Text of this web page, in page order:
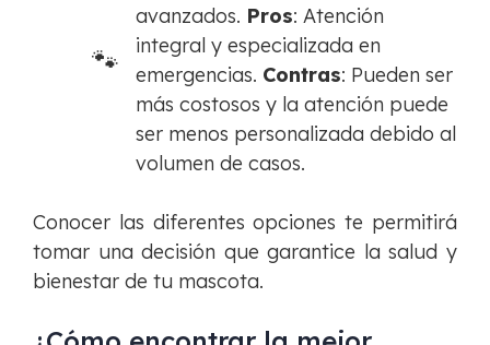
avanzados. Pros: Atención
integral y especializada en
emergencias. Contras: Pueden ser
más costosos y la atención puede
ser menos personalizada debido al
volumen de casos.
Conocer las diferentes opciones te permitirá
tomar una decisión que garantice la salud y
bienestar de tu mascota.